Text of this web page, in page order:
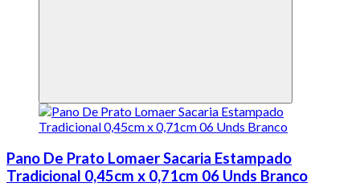
Pano De Prato Lomaer Sacaria Estampado
Tradicional 0,45cm x 0,71cm 06 Unds Branco